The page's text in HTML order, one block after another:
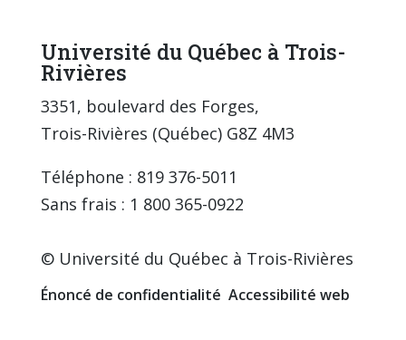
Université du Québec à Trois-
Rivières
3351, boulevard des Forges,
Trois-Rivières (Québec) G8Z 4M3
Téléphone : 819 376-5011
Sans frais : 1 800 365-0922
© Université du Québec à Trois-Rivières
Énoncé de confidentialité Accessibilité web